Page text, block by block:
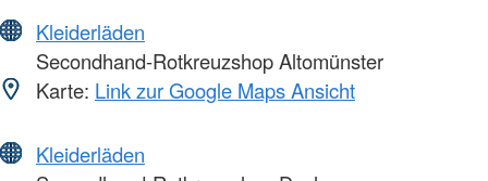
Kleiderläden
Secondhand-Rotkreuzshop Altomünster
Karte: Link zur Google Maps Ansicht
Kleiderläden